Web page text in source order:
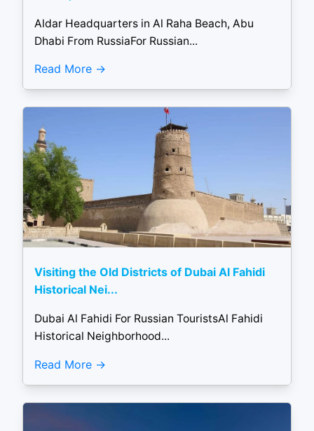
Aldar Headquarters in Al Raha Beach, Abu
Dhabi From RussiaFor Russian...
Read More
Visiting the Old Districts of Dubai Al Fahidi
Historical Nei...
Dubai Al Fahidi For Russian TouristsAl Fahidi
Historical Neighborhood...
Read More